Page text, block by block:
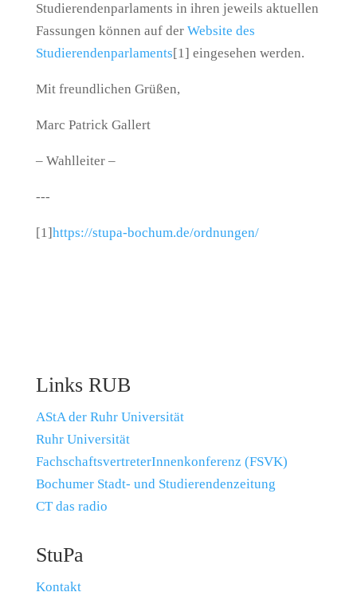
Studierendenparlaments in ihren jeweils aktuellen
Fassungen können auf der Website des
Studierendenparlaments[1] eingesehen werden.
Mit freundlichen Grüßen,
Marc Patrick Gallert
– Wahlleiter –
---
[1]https://stupa-bochum.de/ordnungen/
Links RUB
AStA der Ruhr Universität
Ruhr Universität
FachschaftsvertreterInnenkonferenz (FSVK)
Bochumer Stadt- und Studierendenzeitung
CT das radio
StuPa
Kontakt